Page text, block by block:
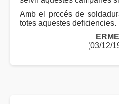
Amb el procés de
totes aquestes deficiencies.
(03/12/